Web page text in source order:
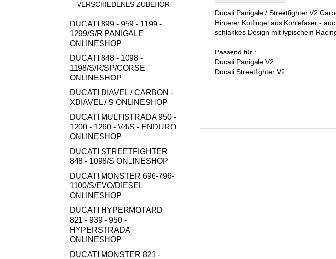
VERSCHIEDENES ZUBEHÖR
DUCATI 899 - 959 - 1199 -
1299/S/R PANIGALE
ONLINESHOP
DUCATI 848 - 1098 -
1198/S/R/SP/CORSE
ONLINESHOP
DUCATI DIAVEL / CARBON -
XDIAVEL / S ONLINESHOP
DUCATI MULTISTRADA 950 -
1200 - 1260 - V4/S - ENDURO
ONLINESHOP
DUCATI STREETFIGHTER
848 - 1098/S ONLINESHOP
DUCATI MONSTER 696-796-
1100/S/EVO/DIESEL
ONLINESHOP
DUCATI HYPERMOTARD
821 - 939 - 950 -
HYPERSTRADA
ONLINESHOP
DUCATI MONSTER 821 -
Ducati Panigale / Streetfighter V2
Hinterer Kotflügel aus Kohlefaser -
schlankes Design mit typischem
Passend für :
Ducati Panigale V2
Ducati Streetfighter V2